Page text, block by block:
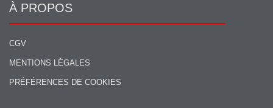
À PROPOS
CGV
MENTIONS LÉGALES
PRÉFÉRENCES DE COOKIES